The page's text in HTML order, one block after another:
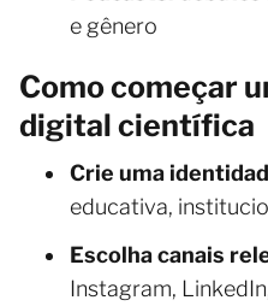
e gênero
Como começar
digital científica
Crie uma
educativa,
Escolha canais
Instagram,